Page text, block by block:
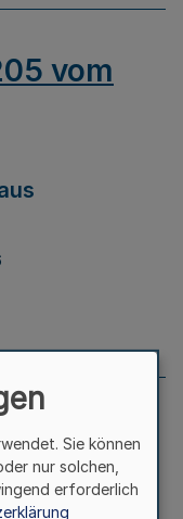
vom
vom
Sie können
nur solchen,
erforderlich